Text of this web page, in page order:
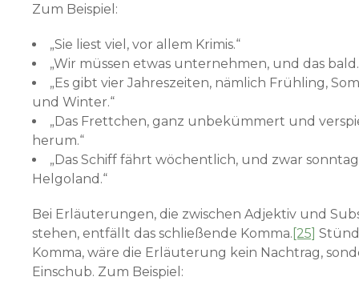
Zum Beispiel:
„Sie liest viel, vor allem Krimis.“
„Wir müssen etwas unternehmen, und das
„Es gibt vier Jahreszeiten, nämlich Frühling,
und Winter.“
„Das Frettchen, ganz unbekümmert und
herum.“
„Das Schiff fährt wöchentlich, und zwar
Helgoland.“
Bei Erläuterungen, die zwischen Adjektiv und
stehen, entfällt das schließende Komma. [25]
Komma, wäre die Erläuterung kein Nachtrag,
Einschub. Zum Beispiel: